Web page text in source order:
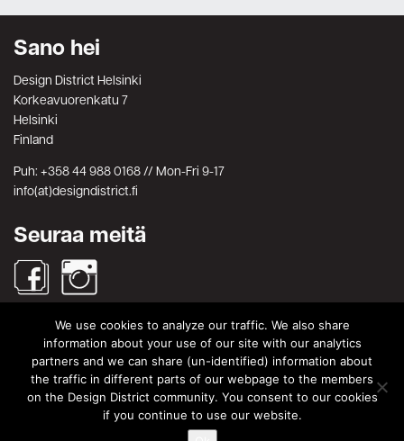
Sano hei
Design District Helsinki
Korkeavuorenkatu 7
Helsinki
Finland
Puh: +358 44 988 0168 // Mon-Fri 9-17
info(at)designdistrict.fi
Seuraa meitä
Haku
Search
for:
Search
© Design District Helsinki 2026. Crafted byPixels
We use cookies to analyze our traffic. We also share
information about your use of our site with our analytics
partners and we can share (un-identified) information about
the traffic in different parts of our webpage to the members
on the Design District community. You consent to our cookies
if you continue to use our website.